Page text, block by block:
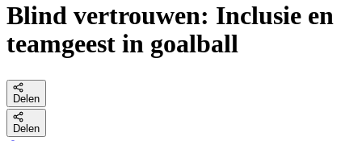
Blind vertrouwen: Inclusie en
teamgeest in goalball
Delen
Delen